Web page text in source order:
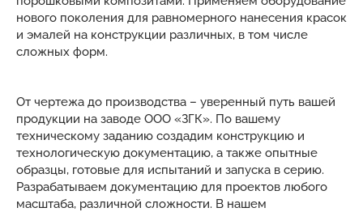
нового поколения для равномерного нанесения красок
и эмалей на конструкции различных, в том числе
сложных форм.
От чертежа до производства – уверенный путь вашей
продукции на заводе ООО «ЗГК». По вашему
техническому заданию создадим конструкцию и
технологическую документацию, а также опытные
образцы, готовые для испытаний и запуска в серию.
Разрабатываем документацию для проектов любого
масштаба, различной сложности. В нашем